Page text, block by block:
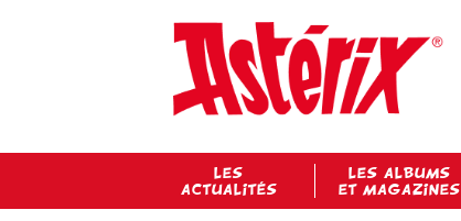
LES
ACTUALITÉS
LES ALBUMS
ET MAGAZINES